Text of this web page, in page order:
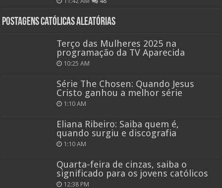
Postagens católicas aleatórias
Terço das Mulheres 2025 na
programação da TV Aparecida
10:25 AM
Série The Chosen: Quando Jesus
Cristo ganhou a melhor série
1:10 AM
Eliana Ribeiro: Saiba quem é,
quando surgiu e discografia
1:10 AM
Quarta-feira de cinzas, saiba o
significado para os jovens católicos
12:38 PM